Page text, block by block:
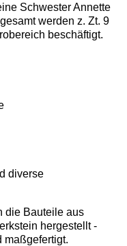
Schwester Annette
werden z. Zt. 9
beschäftigt.
diverse
die Bauteile aus
hergestellt -
maßgefertigt.